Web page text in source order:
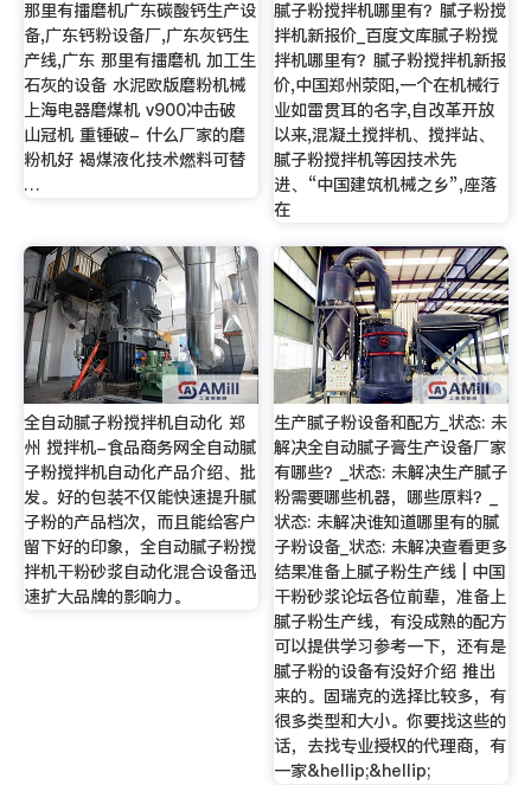
那里有擂磨机广东碳酸钙生产设
备,广东钙粉设备厂,广东灰钙生
产线,广东 那里有擂磨机 加工生
石灰的设备 水泥欧版磨粉机械
上海电器磨煤机 v900冲击破
山冠机 重锤破- 什么厂家的磨
粉机好 褐煤液化技术燃料可替
…
腻子粉搅拌机哪里有？腻子粉搅
拌机新报价_百度文库腻子粉搅
拌机哪里有？腻子粉搅拌机新报
价,中国郑州荥阳,一个在机械行
业如雷贯耳的名字,自改革开放
以来,混凝土搅拌机、搅拌站、
腻子粉搅拌机等因技术先
进、“中国建筑机械之乡”,座落
在
全自动腻子粉搅拌机自动化 郑
州 搅拌机-食品商务网全自动腻
子粉搅拌机自动化产品介绍、批
发。好的包装不仅能快速提升腻
子粉的产品档次，而且能给客户
留下好的印象，全自动腻子粉搅
拌机干粉砂浆自动化混合设备迅
速扩大品牌的影响力。
生产腻子粉设备和配方_状态: 未
解决全自动腻子膏生产设备厂家
有哪些？_状态: 未解决生产腻子
粉需要哪些机器，哪些原料？_
状态: 未解决谁知道哪里有的腻
子粉设备_状态: 未解决查看更多
结果准备上腻子粉生产线 | 中国
干粉砂浆论坛各位前辈，准备上
腻子粉生产线，有没成熟的配方
可以提供学习参考一下，还有是
腻子粉的设备有没好介绍 推出
来的。固瑞克的选择比较多，有
很多类型和大小。你要找这些的
话，去找专业授权的代理商，有
一家&hellip;&hellip;